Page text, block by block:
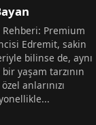
Rehberi: Premium
Edremit, sakin
bilinse de, aynı
yaşam tarzının
anlarınızı